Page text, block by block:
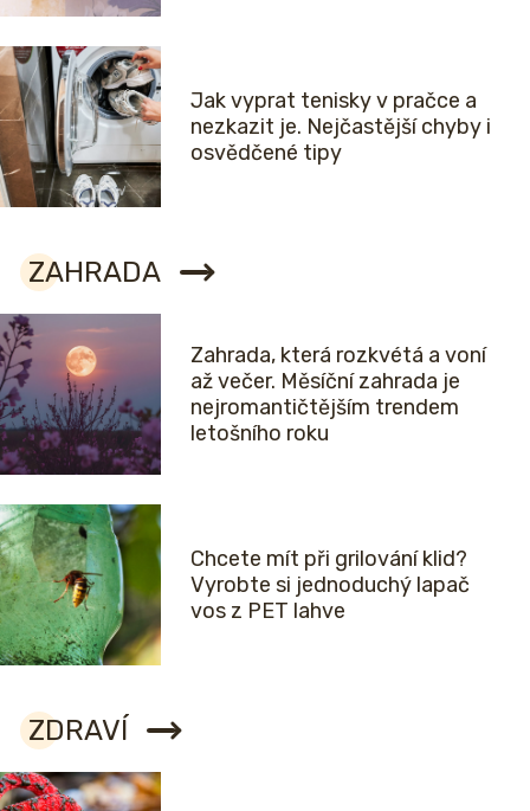
Jak vyprat tenisky v pračce a
nezkazit je. Nejčastější chyby i
osvědčené tipy
ZAHRADA
Zahrada, která rozkvétá a voní
až večer. Měsíční zahrada je
nejromantičtějším trendem
letošního roku
Chcete mít při grilování klid?
Vyrobte si jednoduchý lapač
vos z PET lahve
ZDRAVÍ